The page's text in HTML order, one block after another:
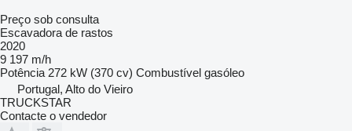
Preço sob consulta
Escavadora de rastos
2020
9 197 m/h
Potência 272 kW (370 cv) Combustível gasóleo
Portugal, Alto do Vieiro
TRUCKSTAR
Contacte o vendedor